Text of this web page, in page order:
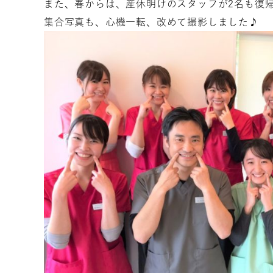
また、春からは、産休明けのスタッフが2名も復
集合写真も、心機一転、改めて撮影しました♪